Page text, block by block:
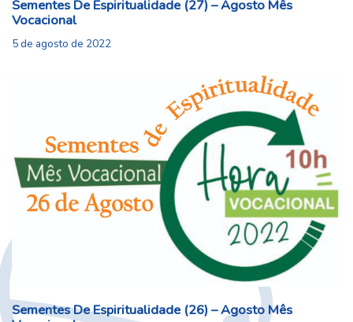
Sementes De Espiritualidade (27) – Agosto Mês
Vocacional
5 de agosto de 2022
Sementes De Espiritualidade (26) – Agosto Mês